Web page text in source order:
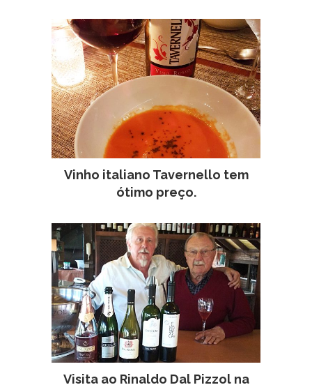
Vinho italiano Tavernello tem
ótimo preço.
Visita ao Rinaldo Dal Pizzol na